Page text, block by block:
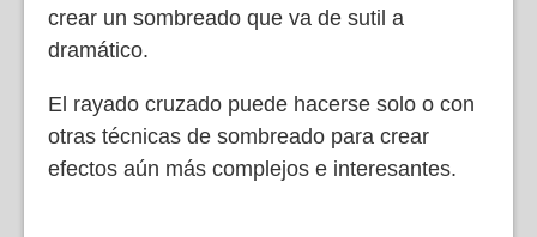
crear un sombreado que va de sutil a
dramático.
El rayado cruzado puede hacerse solo o con
otras técnicas de sombreado para crear
efectos aún más complejos e interesantes.